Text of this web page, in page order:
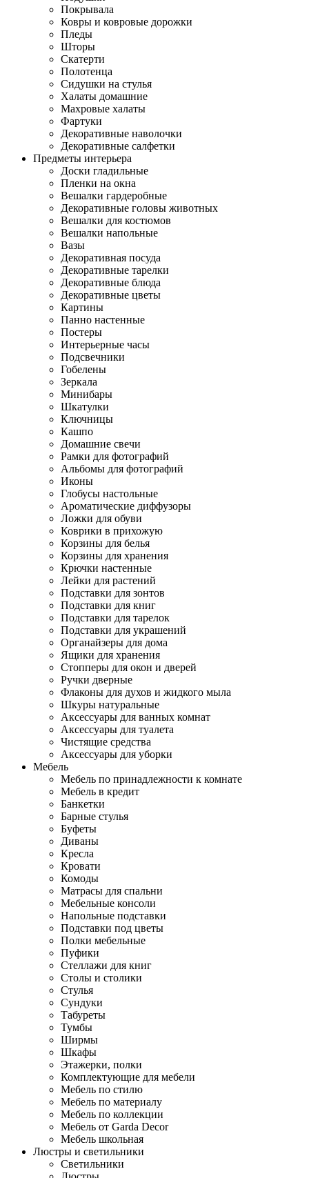
Покрывала
Ковры и ковровые дорожки
Пледы
Шторы
Скатерти
Полотенца
Сидушки на стулья
Халаты домашние
Махровые халаты
Фартуки
Декоративные наволочки
Декоративные салфетки
Предметы интерьера
Доски гладильные
Пленки на окна
Вешалки гардеробные
Декоративные головы животных
Вешалки для костюмов
Вешалки напольные
Вазы
Декоративная посуда
Декоративные тарелки
Декоративные блюда
Декоративные цветы
Картины
Панно настенные
Постеры
Интерьерные часы
Подсвечники
Гобелены
Зеркала
Минибары
Шкатулки
Ключницы
Кашпо
Домашние свечи
Рамки для фотографий
Альбомы для фотографий
Иконы
Глобусы настольные
Ароматические диффузоры
Ложки для обуви
Коврики в прихожую
Корзины для белья
Корзины для хранения
Крючки настенные
Лейки для растений
Подставки для зонтов
Подставки для книг
Подставки для тарелок
Подставки для украшений
Органайзеры для дома
Ящики для хранения
Стопперы для окон и дверей
Ручки дверные
Флаконы для духов и жидкого мыла
Шкуры натуральные
Аксессуары для ванных комнат
Аксессуары для туалета
Чистящие средства
Аксессуары для уборки
Мебель
Мебель по принадлежности к комнате
Мебель в кредит
Банкетки
Барные стулья
Буфеты
Диваны
Кресла
Кровати
Комоды
Матрасы для спальни
Мебельные консоли
Напольные подставки
Подставки под цветы
Полки мебельные
Пуфики
Стеллажи для книг
Столы и столики
Стулья
Сундуки
Табуреты
Тумбы
Ширмы
Шкафы
Этажерки, полки
Комплектующие для мебели
Мебель по стилю
Мебель по материалу
Мебель по коллекции
Мебель от Garda Decor
Мебель школьная
Люстры и светильники
Светильники